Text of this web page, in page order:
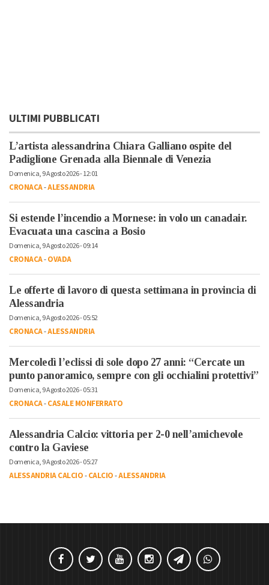
ULTIMI PUBBLICATI
L’artista alessandrina Chiara Galliano ospite del
Padiglione Grenada alla Biennale di Venezia
Domenica, 9 Agosto 2026 - 12:01
CRONACA-ALESSANDRIA
Si estende l’incendio a Mornese: in volo un canadair.
Evacuata una cascina a Bosio
Domenica, 9 Agosto 2026 - 09:14
CRONACA-OVADA
Le offerte di lavoro di questa settimana in provincia di
Alessandria
Domenica, 9 Agosto 2026 - 05:52
CRONACA-ALESSANDRIA
Mercoledì l’eclissi di sole dopo 27 anni: “Cercate un
punto panoramico, sempre con gli occhialini protettivi”
Domenica, 9 Agosto 2026 - 05:31
CRONACA-CASALE MONFERRATO
Alessandria Calcio: vittoria per 2-0 nell’amichevole
contro la Gaviese
Domenica, 9 Agosto 2026 - 05:27
ALESSANDRIA CALCIO-CALCIO-ALESSANDRIA